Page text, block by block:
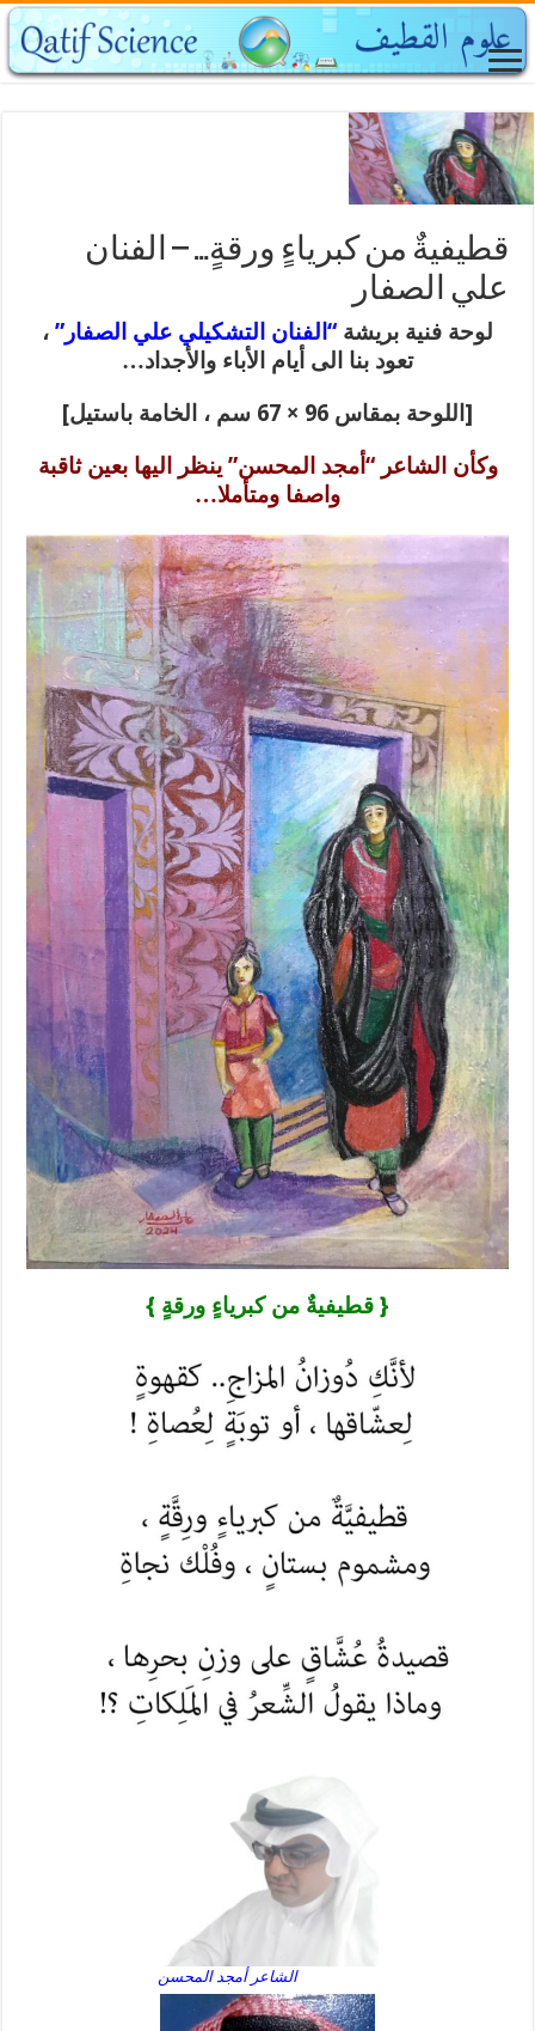
قطيفيةٌ من كبرياءٍ ورقةٍ… – الفنان
علي الصفار
لوحة فنية بريشة “الفنان التشكيلي علي الصفار” ،
تعود بنا الى أيام الأباء والأجداد…
[اللوحة بمقاس 96 × 67 سم ، الخامة باستيل]
وكأن الشاعر “أمجد المحسن” ينظر اليها بعين ثاقبة
واصفا ومتأملا…
{ قطيفيةٌ من كبرياءٍ ورقةٍ }
الشاعر أمجد المحسن